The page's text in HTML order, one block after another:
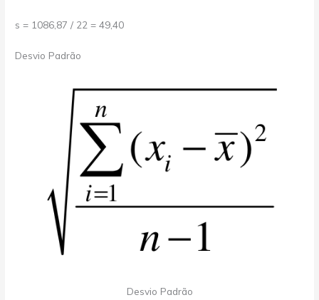
s = 1086,87 / 22 = 49,40
Desvio Padrão
Desvio Padrão